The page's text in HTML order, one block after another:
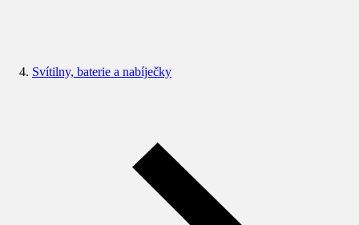
Svítilny, baterie a nabíječky